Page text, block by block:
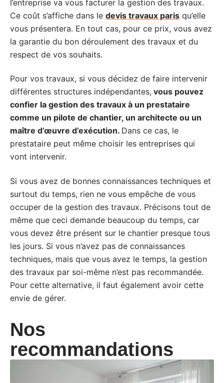
l’entreprise va vous facturer la gestion des travaux.
Ce coût s’affiche dans le devis travaux paris qu’elle
vous présentera. En tout cas, pour ce prix, vous avez
la garantie du bon déroulement des travaux et du
respect de vos souhaits.
Pour vos travaux, si vous décidez de faire intervenir
différentes structures indépendantes, vous pouvez
confier la gestion des travaux à un prestataire
comme un pilote de chantier, un architecte ou un
maître d’œuvre d’exécution. Dans ce cas, le
prestataire peut même choisir les entreprises qui
vont intervenir.
Si vous avez de bonnes connaissances techniques et
surtout du temps, rien ne vous empêche de vous
occuper de la gestion des travaux. Précisons tout de
même que ceci demande beaucoup du temps, car
vous devez être présent sur le chantier presque tous
les jours. Si vous n’avez pas de connaissances
techniques, mais que vous avez le temps, la gestion
des travaux par soi-même n’est pas recommandée.
Pour cette alternative, il faut également avoir cette
envie de gérer.
Nos
recommandations